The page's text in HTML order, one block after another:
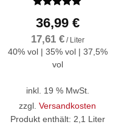
mit5von
5
36,99 €
17,61 €/ Liter
40% vol | 35% vol | 37,5%
vol
inkl. 19 % MwSt.
zzgl. Versandkosten
Produkt enthält: 2,1 Liter